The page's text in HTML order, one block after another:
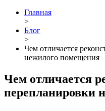
Главная
>
Блог
>
Чем отличается
нежилого помещения
Чем отличается
перепланировки